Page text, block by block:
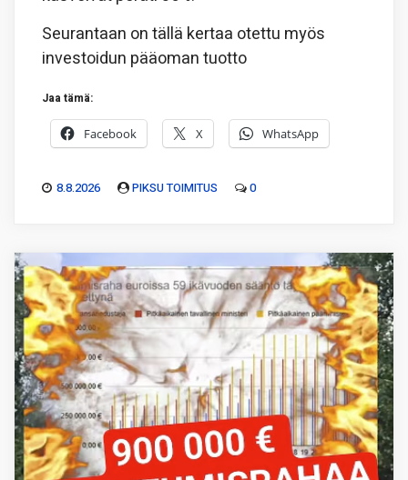
Seurantaan on tällä kertaa otettu myös
investoidun pääoman tuotto
Jaa tämä:
Facebook X WhatsApp
8.8.2026 PIKSU TOIMITUS 0